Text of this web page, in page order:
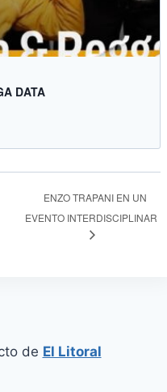
DATA
ENZO TRAPANI EN UN
EVENTO INTERDISCIPLINAR
de El Litoral